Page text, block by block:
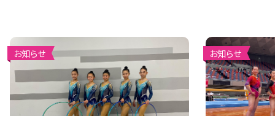
お知らせ お知らせ